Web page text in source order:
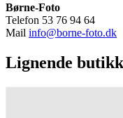
Børne-Foto
Telefon 53 76 94 64
Mail info@borne-foto.dk
Lignende